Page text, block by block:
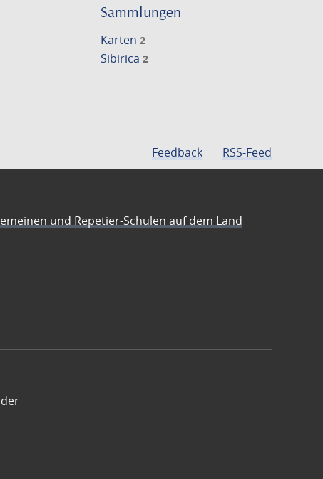
Sammlungen
Karten 2
Sibirica 2
Feedback RSS-Feed
und Repetier-Schulen auf dem Land